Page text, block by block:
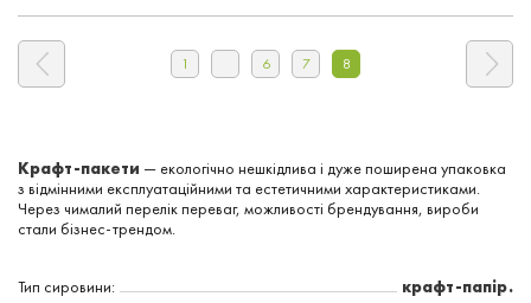
1 6 7 8
Крафт-пакети — екологічно нешкідлива і дуже поширена упаковка
з відмінними експлуатаційними та естетичними характеристиками.
Через чималий перелік переваг, можливості брендування, вироби
стали бізнес-трендом.
Тип сировини: крафт-папір.